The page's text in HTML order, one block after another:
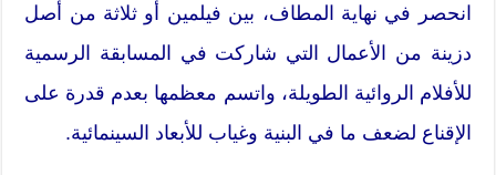
انحصر في نهاية المطاف، بين فيلمين أو ثلاثة من أصل
دزينة من الأعمال التي شاركت في المسابقة الرسمية
للأفلام الروائية الطويلة، واتسم معظمها بعدم قدرة على
الإقناع لضعف ما في البنية وغياب للأبعاد السينمائية.